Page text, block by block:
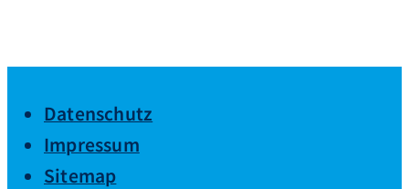
Datenschutz
Impressum
Sitemap